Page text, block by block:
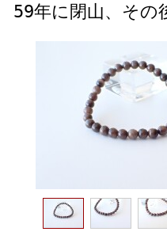
59年に閉山、その